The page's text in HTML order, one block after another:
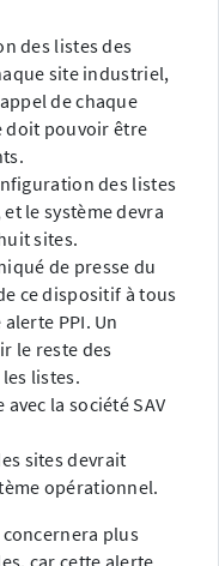
des listes des
site industriel,
de chaque
doit pouvoir être
des listes
le système devra
sites.
de presse du
ce dispositif à tous
PPI. Un
le reste des
listes.
la société SAV
sites devrait
opérationnel.
plus